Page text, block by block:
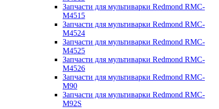
Запчасти для мультиварки Redmond RMC-
M4515
Запчасти для мультиварки Redmond RMC-
M4524
Запчасти для мультиварки Redmond RMC-
M4525
Запчасти для мультиварки Redmond RMC-
M4526
Запчасти для мультиварки Redmond RMC-
M90
Запчасти для мультиварки Redmond RMC-
M92S